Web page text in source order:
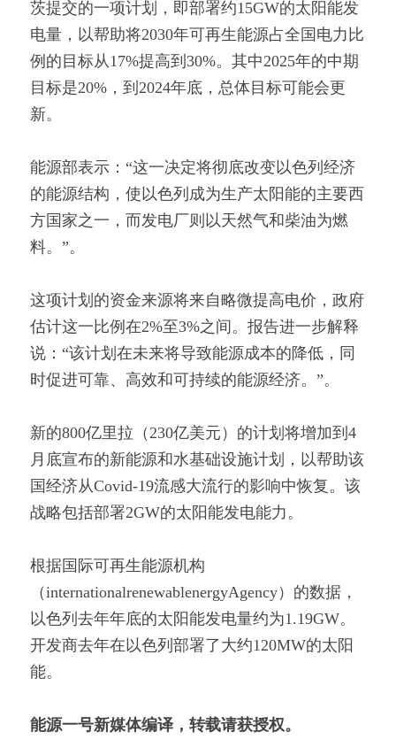
茨提交的一项计划，即部署约15GW的太阳能发
电量，以帮助将2030年可再生能源占全国电力比
例的目标从17%提高到30%。其中2025年的中期
目标是20%，到2024年底，总体目标可能会更
新。
能源部表示：“这一决定将彻底改变以色列经济
的能源结构，使以色列成为生产太阳能的主要西
方国家之一，而发电厂则以天然气和柴油为燃
料。”。
这项计划的资金来源将来自略微提高电价，政府
估计这一比例在2%至3%之间。报告进一步解释
说：“该计划在未来将导致能源成本的降低，同
时促进可靠、高效和可持续的能源经济。”。
新的800亿里拉（230亿美元）的计划将增加到4
月底宣布的新能源和水基础设施计划，以帮助该
国经济从Covid-19流感大流行的影响中恢复。该
战略包括部署2GW的太阳能发电能力。
根据国际可再生能源机构
（internationalrenewablenergyAgency）的数据，
以色列去年年底的太阳能发电量约为1.19GW。
开发商去年在以色列部署了大约120MW的太阳
能。
能源一号新媒体编译，转载请获授权。